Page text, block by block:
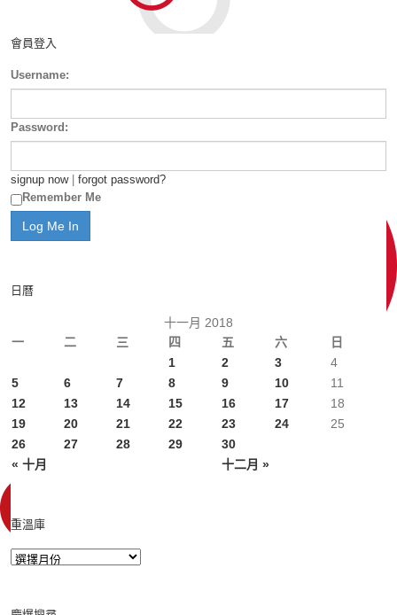
會員登入
Username:
Password:
signup now| forgot password?
Remember Me
日曆
十一月 2018
一
二 三 四 五 六 日
« 十月 十二月 »
1 2 3
4
5
6 7 8 9 10
11
12
13 14 15 16 17
18
19
20 21 22 23 24
25
26
27 28 29 30
重溫庫